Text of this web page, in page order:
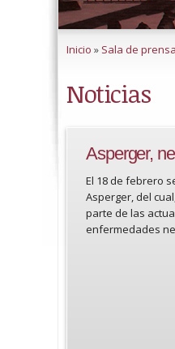
Inicio » Sala de prensa
Noticias
Asperger,
El 18 de febrero
Asperger, del
parte de las
enfermedades